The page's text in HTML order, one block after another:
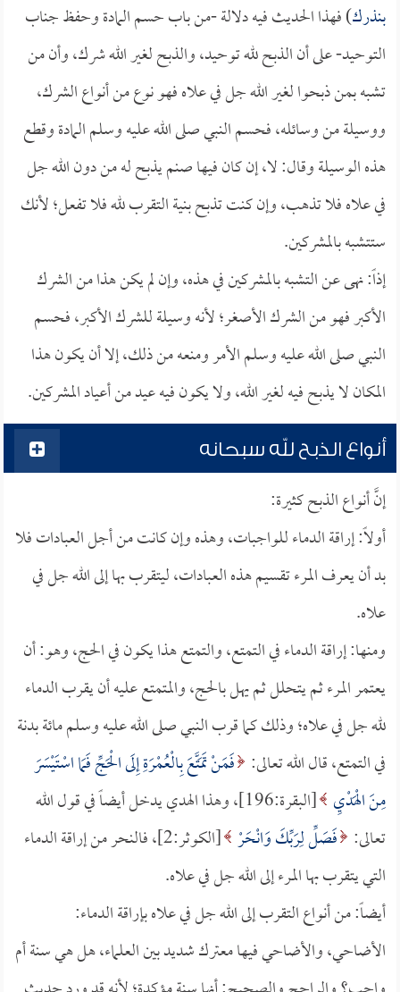
بنذرك) فهذا الحديث فيه دلالة -من باب حسم المادة وحفظ جناب
التوحيد- على أن الذبح لله توحيد، والذبح لغير الله شرك، وأن من
تشبه بمن ذبحوا لغير الله جل في علاه فهو نوع من أنواع الشرك،
ووسيلة من وسائله، فحسم النبي صلى الله عليه وسلم المادة وقطع
هذه الوسيلة وقال: لا، إن كان فيها صنم يذبح له من دون الله جل
في علاه فلا تذهب، وإن كنت تذبح بنية التقرب لله فلا تفعل؛ لأنك
ستتشبه بالمشركين.
إذاً: نهى عن التشبه بالمشركين في هذه، وإن لم يكن هذا من الشرك
الأكبر فهو من الشرك الأصغر؛ لأنه وسيلة للشرك الأكبر، فحسم
النبي صلى الله عليه وسلم الأمر ومنعه من ذلك، إلا أن يكون هذا
المكان لا يذبح فيه لغير الله، ولا يكون فيه عيد من أعياد المشركين.
أنواع الذبح لله سبحانه
إنَّ أنواع الذبح كثيرة:
أولاً: إراقة الدماء للواجبات، وهذه وإن كانت من أجل العبادات فلا
بد أن يعرف المرء تقسيم هذه العبادات، ليتقرب بها إلى الله جل في
علاه.
ومنها: إراقة الدماء في التمتع، والتمتع هذا يكون في الحج، وهو: أن
يعتمر المرء ثم يتحلل ثم يهل بالحج، والمتمتع عليه أن يقرب الدماء
لله جل في علاه؛ وذلك كما قرب النبي صلى الله عليه وسلم مائة بدنة
في التمتع، قال الله تعالى: فَمَنْ تَمَتَّعَ بِالْعُمْرَةِ إِلَى الْحَجِّ فَمَا اسْتَيْسَرَ
مِنَ الْهَدْيِ
[البقرة:196]، وهذا الهدي يدخل أيضاً في قول الله
تعالى: فَصَلِّ لِرَبِّكَ وَانْحَرْ
[الكوثر:2]، فالنحر من إراقة الدماء
التي يتقرب بها المرء إلى الله جل في علاه.
أيضاً: من أنواع التقرب إلى الله جل في علاه بإراقة الدماء:
الأضاحي، والأضاحي فيها معترك شديد بين العلماء، هل هي سنة أم